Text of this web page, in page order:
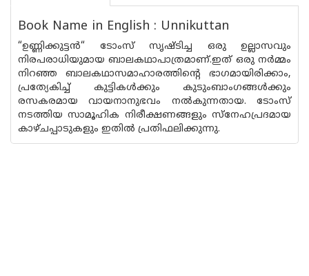
Book Name in English : Unnikuttan
“ഉണ്ണിക്കുട്ടൻ“ ടോംസ് സൃഷ്ടിച്ച ഒരു ഉല്ലാസവും
നിരപരാധിയുമായ ബാലകഥാപാത്രമാണ്.ഇത് ഒരു നർമ്മം
നിറഞ്ഞ ബാലകഥാസമാഹാരത്തിന്റെ ഭാഗമായിരിക്കാം,
പ്രത്യേകിച്ച് കുട്ടികൾക്കും കുടുംബാംഗങ്ങൾക്കും
രസകരമായ വായനാനുഭവം നൽകുന്നതായ. ടോംസ്
നടത്തിയ സാമൂഹിക നിരീക്ഷണങ്ങളും സ്നേഹപ്രദമായ
കാഴ്ചപ്പാടുകളും ഇതിൽ പ്രതിഫലിക്കുന്നു.